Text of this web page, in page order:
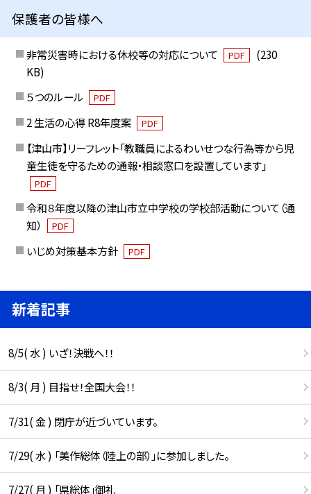
保護者の皆様へ
非常災害時における休校等の対応について PDF
(230
KB)
５つのルール
PDF
2 生活の心得 R8年度案 PDF
【津山市】リーフレット「教職員によるわいせつな行為等から児
童生徒を守るための通報・相談窓口を設置しています」
PDF
令和８年度以降の津山市立中学校の学校部活動について（通
知）
PDF
いじめ対策基本方針 PDF
新着記事
8/5( 水 ) いざ！決戦へ！！
8/3( 月 ) 目指せ！全国大会！！
7/31( 金 ) 閉庁が近づいています。
7/29( 水 ) 「美作総体（陸上の部）」に参加しました。
7/27( 月 ) 「県総体」御礼